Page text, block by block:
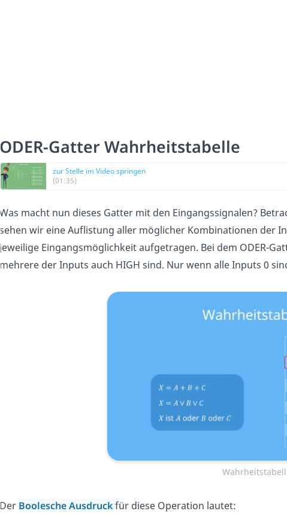
ODER-Gatter Wahrheitstabelle
zur Stelle im Video springen
(01:35)
Was macht nun dieses Gatter mit den Eingangssignalen?
sehen wir eine Auflistung aller möglicher Kombinationen der
jeweilige Eingangsmöglichkeit aufgetragen. Bei dem ODER-
mehrere der Inputs auch HIGH sind. Nur wenn alle Inputs 0
Der Boolesche Ausdruckfür diese Operation lautet: